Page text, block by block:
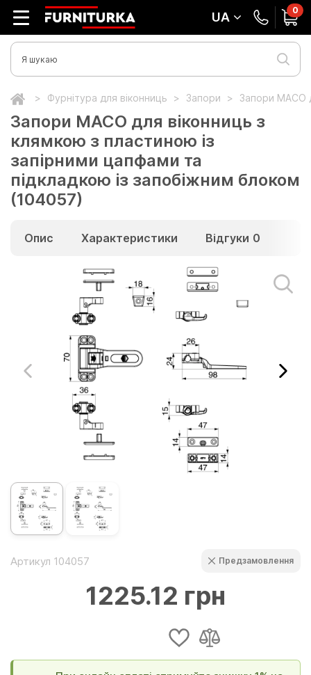
UA 0
Фурнітура для віконниць Запори Запори MACO
Запори MACO для віконниць з
клямкою з пластиною із
запірними цапфами та
підкладкою із запобіжним блоком
(104057)
Опис Характеристики Відгуки 0
Артикул 104057 Предзамовлення
1225.12 грн